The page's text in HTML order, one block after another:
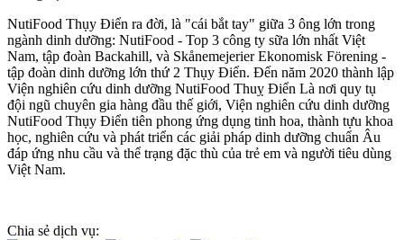
NutiFood Thụy Điển ra đời, là "cái bắt tay" giữa 3 ông lớn trong
ngành dinh dưỡng: NutiFood - Top 3 công ty sữa lớn nhất Việt
Nam, tập đoàn Backahill, và Skånemejerier Ekonomisk Förening -
tập đoàn dinh dưỡng lớn thứ 2 Thụy Điển. Đến năm 2020 thành lập
Viện nghiên cứu dinh dưỡng NutiFood Thuỵ Điển Là nơi quy tụ
đội ngũ chuyên gia hàng đầu thế giới, Viện nghiên cứu dinh dưỡng
NutiFood Thụy Điển tiên phong ứng dụng tinh hoa, thành tựu khoa
học, nghiên cứu và phát triển các giải pháp dinh dưỡng chuẩn Âu
đáp ứng nhu cầu và thể trạng đặc thù của trẻ em và người tiêu dùng
Việt Nam.
Chia sẻ dịch vụ: